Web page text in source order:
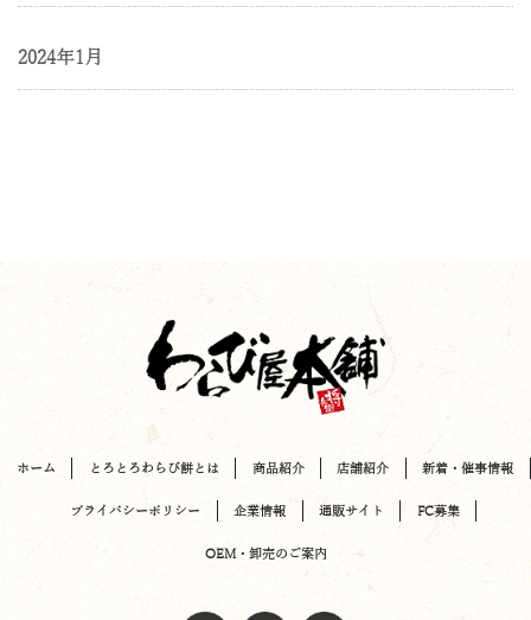
2024年1月
ホーム とろとろわらび餅とは 商品紹介 店舗紹介 新着・催事情報
プライバシーポリシー 企業情報 通販サイト FC募集
OEM・卸売のご案内